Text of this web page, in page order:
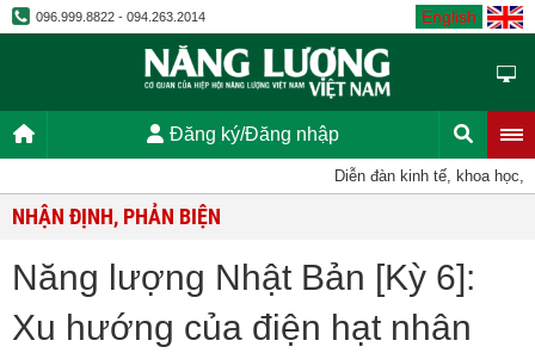
096.999.8822 - 094.263.2014 English
Đăng ký/Đăng nhập
Diễn đàn kinh tế, khoa học,
NHẬN ĐỊNH, PHẢN BIỆN
Năng lượng Nhật Bản [Kỳ 6]:
Xu hướng của điện hạt nhân